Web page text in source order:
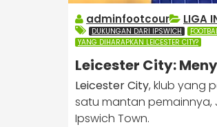
adminfootcour LIGA
DUKUNGAN DARI IPSWICH
YANG DIHARAPKAN LEICESTER CITY?
Leicester City:
Leicester City, klub yang
satu mantan pemainnya,
Ipswich Town.